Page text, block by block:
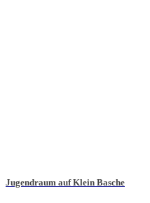
Jugendraum auf Klein Basche